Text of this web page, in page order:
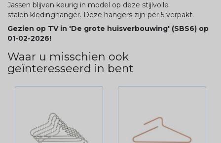
Jassen blijven keurig in model op deze stijlvolle
stalen kledinghanger. Deze hangers zijn per 5 verpakt.
Gezien op TV in 'De grote huisverbouwing' (SBS6) op
01-02-2026!
Waar u misschien ook
geïnteresseerd in bent